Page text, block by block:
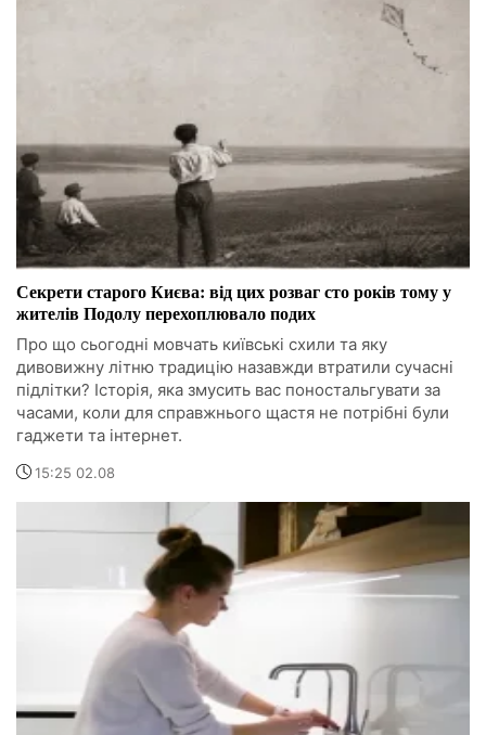
Секрети старого Києва: від цих розваг сто років тому у
жителів Подолу перехоплювало подих
Про що сьогодні мовчать київські схили та яку
дивовижну літню традицію назавжди втратили сучасні
підлітки? Історія, яка змусить вас поностальгувати за
часами, коли для справжнього щастя не потрібні були
гаджети та інтернет.
15:25 02.08